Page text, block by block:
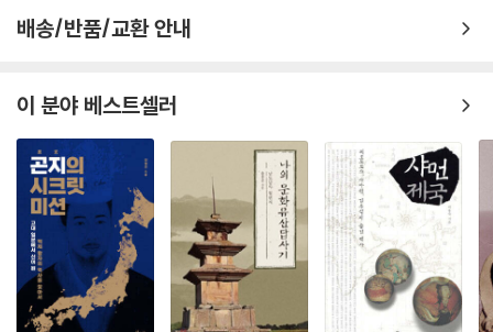
다는 것을 알고 있었다. 해와 달이 천지의 운명을 결정한다면, 별은 인간의
--- p.256
삼국유사의 2022년 유네스코 세계기록유산 등재 추진은 아시아·태평양
지역 목록을 목표로 하고 있다. 이는 삼국유사가 가진 역사적 가치가 매우
크며, … 그 가치를 공유해야 할 정도로 중요한 기록 유산이라는 사실을 인
정받기 위한 시도이다. 따라서 만약 이번에 삼국유사가 등재된다면, 인류
는 삼국유사가 가지고 있는 세계적 가치를 인정받았다는 의미를 갖는다.
--- p.285
배송/반품/교환 안내
이 분야 베스트셀러